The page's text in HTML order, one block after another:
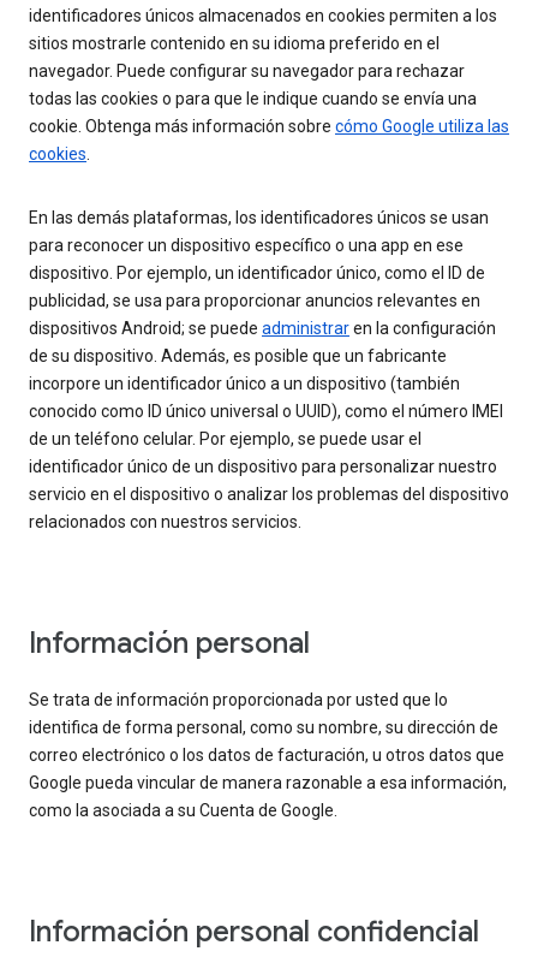
identificadores únicos almacenados en cookies permiten a los
sitios mostrarle contenido en su idioma preferido en el
navegador. Puede configurar su navegador para rechazar
todas las cookies o para que le indique cuando se envía una
cookie. Obtenga más información sobre cómo Google utiliza las
cookies.
En las demás plataformas, los identificadores únicos se usan
para reconocer un dispositivo específico o una app en ese
dispositivo. Por ejemplo, un identificador único, como el ID de
publicidad, se usa para proporcionar anuncios relevantes en
dispositivos Android; se puede administraren la configuración
de su dispositivo. Además, es posible que un fabricante
incorpore un identificador único a un dispositivo (también
conocido como ID único universal o UUID), como el número IMEI
de un teléfono celular. Por ejemplo, se puede usar el
identificador único de un dispositivo para personalizar nuestro
servicio en el dispositivo o analizar los problemas del dispositivo
relacionados con nuestros servicios.
Información personal
Se trata de información proporcionada por usted que lo
identifica de forma personal, como su nombre, su dirección de
correo electrónico o los datos de facturación, u otros datos que
Google pueda vincular de manera razonable a esa información,
como la asociada a su Cuenta de Google.
Información personal confidencial